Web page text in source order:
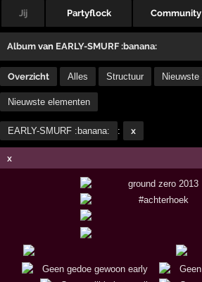
Jij Partyflock Community
Album van EARLY-SMURF :banana:
Overzicht Alles Structuur
Nieuwste elementen
EARLY-SMURF :banana: : x
x